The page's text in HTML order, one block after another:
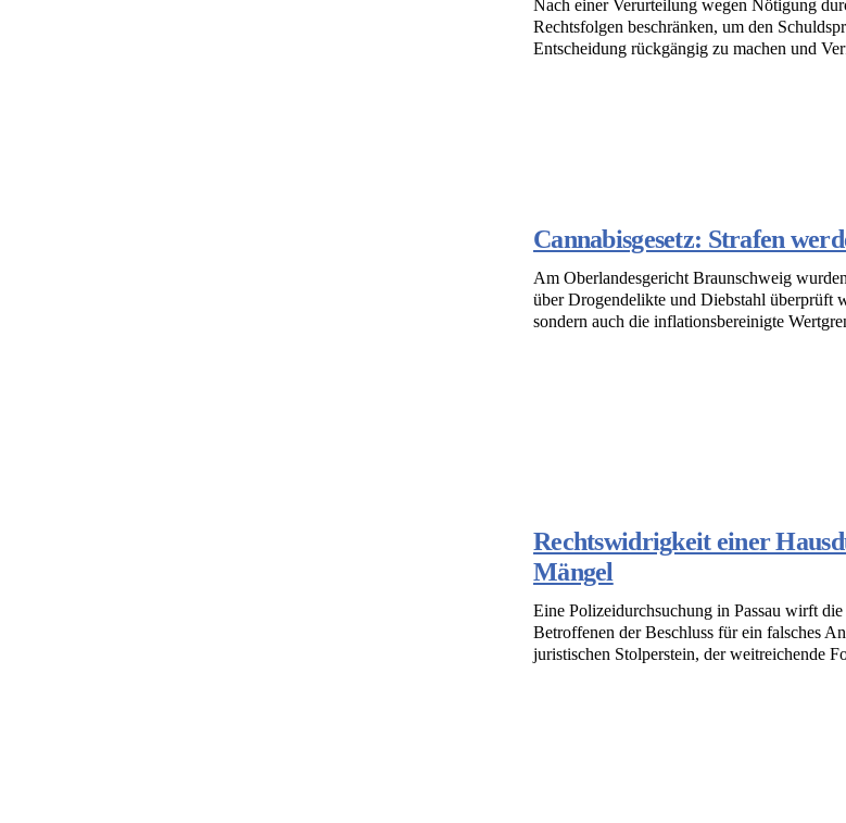
Nach einer Verurteilung wegen Nötigung
Rechtsfolgen beschränken, um den
Entscheidung rückgängig zu machen und
Cannabisgesetz: Strafen
Am Oberlandesgericht Braunschweig
über Drogendelikte und Diebstahl überprüft
sondern auch die inflationsbereinigte
Rechtswidrigkeit einer
Mängel
Eine Polizeidurchsuchung in Passau wirft
Betroffenen der Beschluss für ein falsches
juristischen Stolperstein, der weitreichende